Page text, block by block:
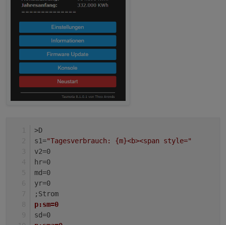
>D
s1="Tagesverbrauch: {m}<b><span style="
v2=0
hr=0
md=0
yr=0
;Strom
p:sm=0
sd=0